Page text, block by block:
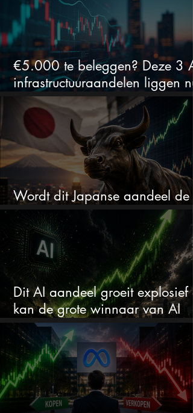
€5.000 te beleggen? Deze 3
infrastructuuraandelen liggen nu
in de uitverkoop
Wordt dit Japanse aandeel de
comeback kid van 2026?
Dit AI aandeel groeit explosief
kan de grote winnaar van AI
worden